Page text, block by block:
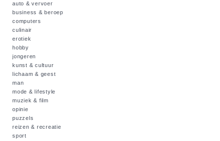
auto & vervoer
business & beroep
computers
culinair
erotiek
hobby
jongeren
kunst & cultuur
lichaam & geest
man
mode & lifestyle
muziek & film
opinie
puzzels
reizen & recreatie
sport